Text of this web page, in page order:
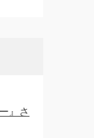
』さ